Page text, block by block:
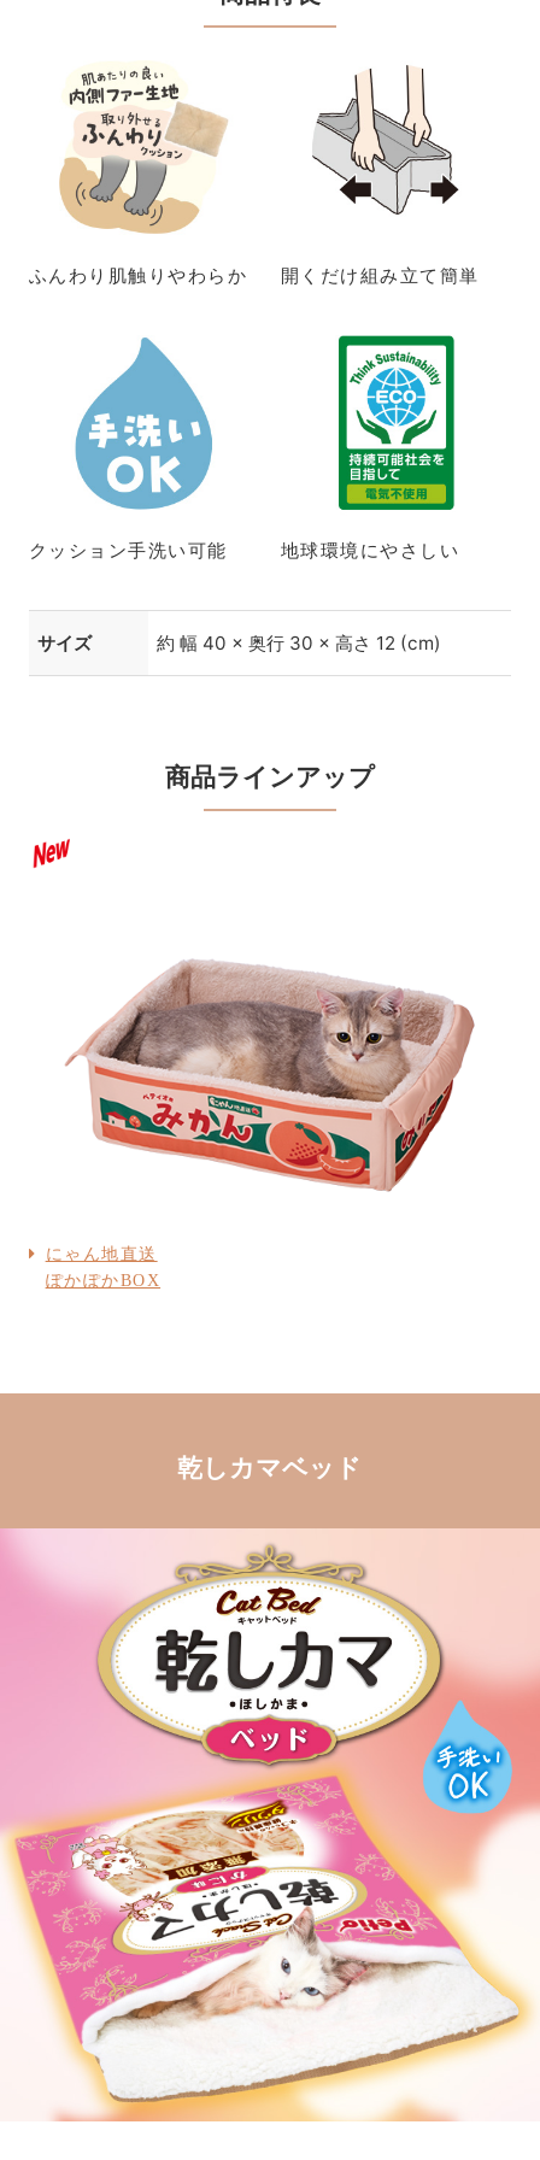
ふんわり肌触りやわらか 開くだけ組み立て簡単
クッション手洗い可能 地球環境にやさしい
サイズ 約 幅 40 × 奥行 30 × 高さ 12 (cm)
商品ラインアップ
にゃん地直送
ぽかぽかBOX
乾しカマベッド